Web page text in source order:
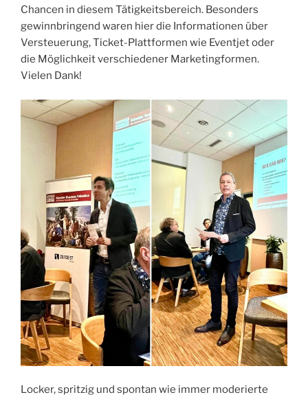
Chancen in diesem Tätigkeitsbereich. Besonders
gewinnbringend waren hier die Informationen über
Versteuerung, Ticket-Plattformen wie Eventjet oder
die Möglichkeit verschiedener Marketingformen.
Vielen Dank!
Locker, spritzig und spontan wie immer moderierte